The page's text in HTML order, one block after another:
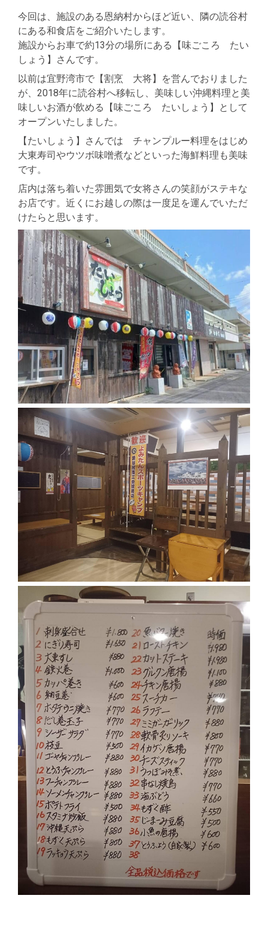
今回は、施設のある恩納村からほど近い、隣の読谷村
にある和食店をご紹介いたします。
施設からお車で約13分の場所にある【味ごころ たい
しょう】さんです。
以前は宜野湾市で【割烹 大将】を営んでおりました
が、2018年に読谷村へ移転し、美味しい沖縄料理と美
味しいお酒が飲める【味ごころ たいしょう】として
オープンいたしました。
【たいしょう】さんでは チャンプルー料理をはじめ
大東寿司やウツボ味噌煮などといった海鮮料理も美味
です。
店内は落ち着いた雰囲気で女将さんの笑顔がステキな
お店です。近くにお越しの際は一度足を運んでいただ
けたらと思います。